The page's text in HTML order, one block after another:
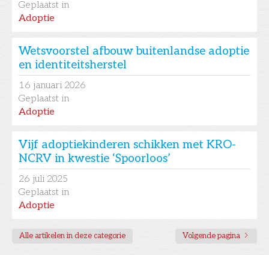
Geplaatst in
Adoptie
Wetsvoorstel afbouw buitenlandse adoptie
en identiteitsherstel
16 januari 2026
Geplaatst in
Adoptie
Vijf adoptiekinderen schikken met KRO-
NCRV in kwestie ‘Spoorloos’
26 juli 2025
Geplaatst in
Adoptie
Alle artikelen in deze categorie Volgende pagina